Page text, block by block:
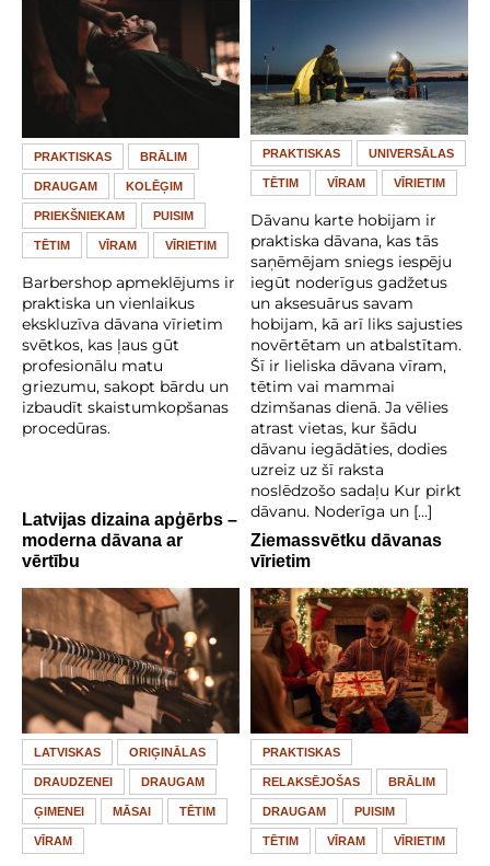
PRAKTISKAS BRĀLIM
DRAUGAM KOLĒĢIM
PRIEKŠNIEKAM PUISIM
TĒTIM VĪRAM VĪRIETIM
Barbershop apmeklējums ir
praktiska un vienlaikus
ekskluzīva dāvana vīrietim
svētkos, kas ļaus gūt
profesionālu matu
griezumu, sakopt bārdu un
izbaudīt skaistumkopšanas
procedūras.
PRAKTISKAS UNIVERSĀLAS
TĒTIM VĪRAM VĪRIETIM
Dāvanu karte hobijam ir
praktiska dāvana, kas tās
saņēmējam sniegs iespēju
iegūt noderīgus gadžetus
un aksesuārus savam
hobijam, kā arī liks sajusties
novērtētam un atbalstītam.
Šī ir lieliska dāvana vīram,
tētim vai mammai
dzimšanas dienā. Ja vēlies
atrast vietas, kur šādu
dāvanu iegādāties, dodies
uzreiz uz šī raksta
noslēdzošo sadaļu Kur pirkt
dāvanu. Noderīga un […]
Latvijas dizaina apģērbs –
moderna dāvana ar
vērtību
LATVISKAS ORIĢINĀLAS
DRAUDZENEI DRAUGAM
ĢIMENEI MĀSAI TĒTIM
VĪRAM
Ziemassvētku dāvanas
vīrietim
PRAKTISKAS
RELAKSĒJOŠAS BRĀLIM
DRAUGAM PUISIM
TĒTIM VĪRAM VĪRIETIM